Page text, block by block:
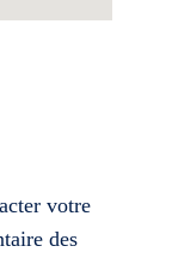
votre
des